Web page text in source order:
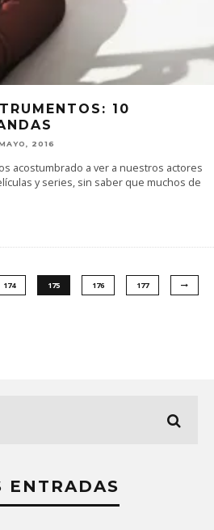
10
2016
acostumbrado a ver a nuestros actores
y series, sin saber que muchos de
174 175 176 177
ENTRADAS